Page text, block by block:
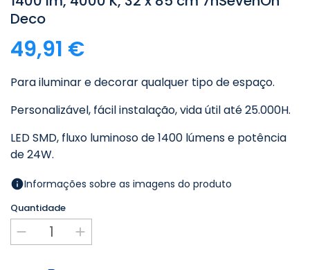
Deco
49,91 €
Para iluminar e decorar qualquer tipo de espaço.
Personalizável, fácil instalação, vida útil até 25.000H.
LED SMD, fluxo luminoso de 1400 lúmens e potência
de 24W.
Informações sobre as imagens do produto
Quantidade